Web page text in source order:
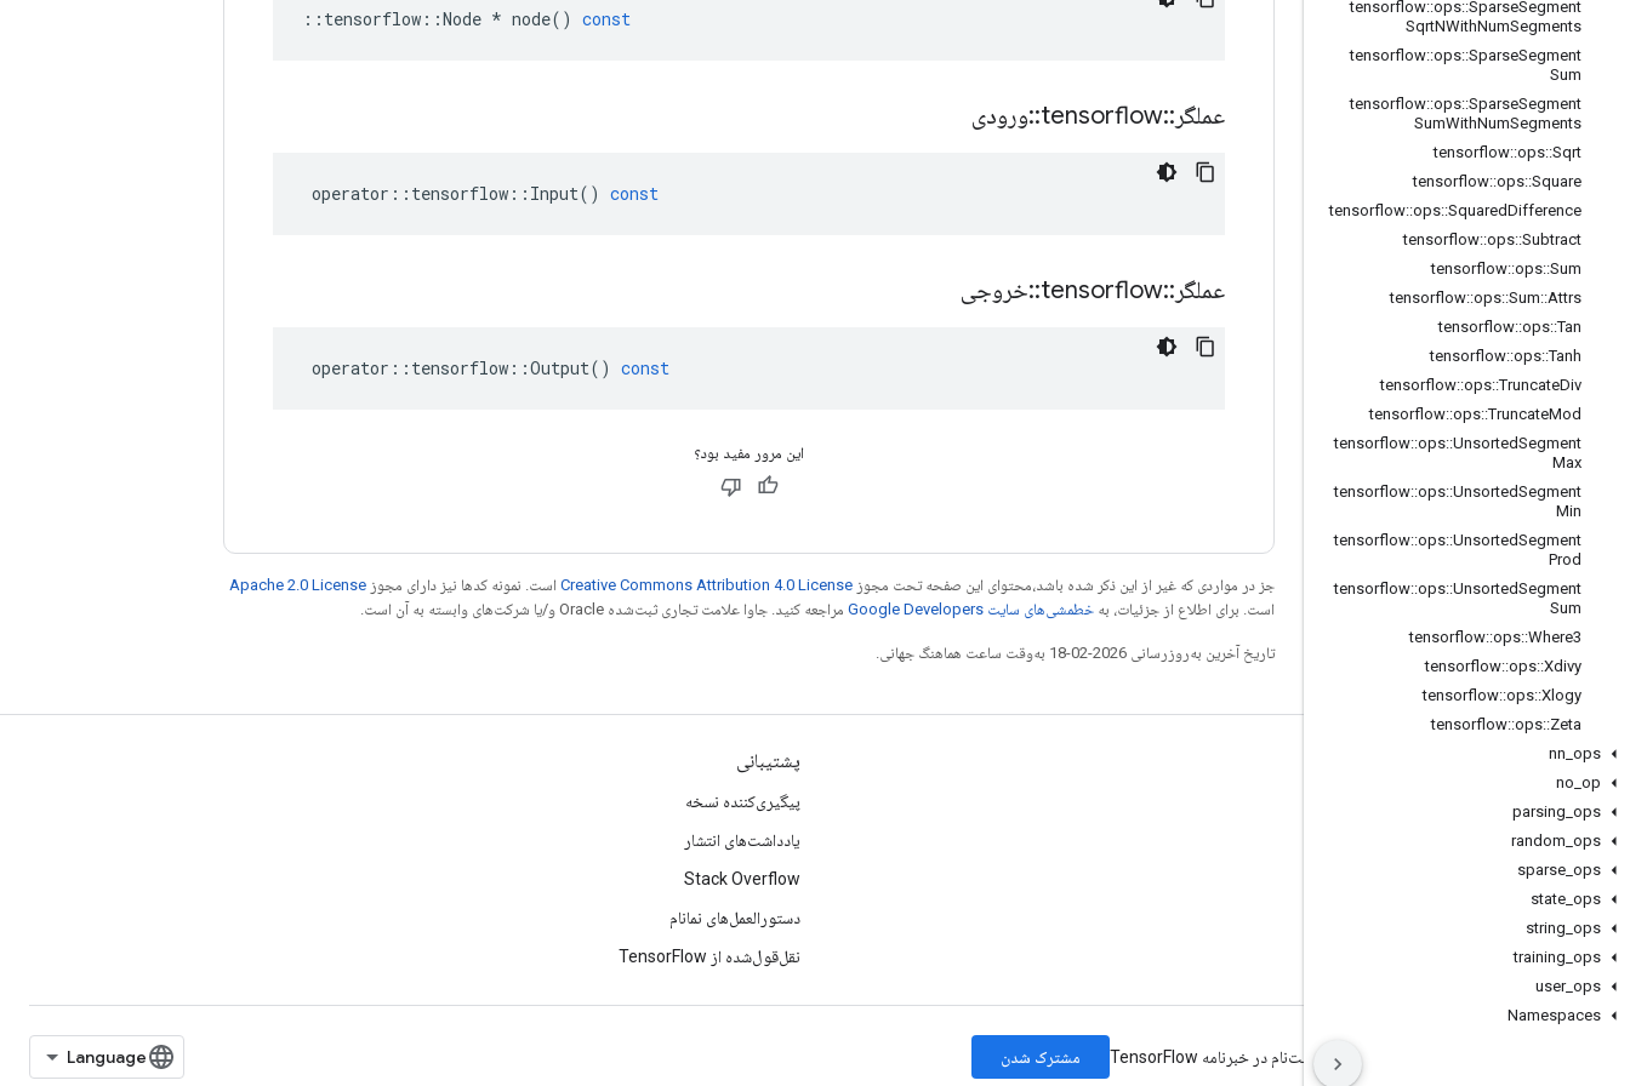
tensorflow::ops::SparseSegment
SqrtNWithNumSegments
tensorflow::ops::SparseSegment
Sum
tensorflow::ops::SparseSegment
SumWithNumSegments
tensorflow::ops::Sqrt
tensorflow::ops::Square
tensorflow::ops::SquaredDifference
tensorflow::ops::Subtract
tensorflow::ops::Sum
tensorflow::ops::Sum::Attrs
tensorflow::ops::Tan
tensorflow::ops::Tanh
tensorflow::ops::TruncateDiv
tensorflow::ops::TruncateMod
tensorflow::ops::UnsortedSegment
Max
tensorflow::ops::UnsortedSegment
Min
tensorflow::ops::UnsortedSegment
Prod
tensorflow::ops::UnsortedSegment
Sum
tensorflow::ops::Where3
tensorflow::ops::Xdivy
tensorflow::ops::Xlogy
tensorflow::ops::Zeta
nn ops
no op
parsing ops
random ops
sparse ops
state ops
string ops
training ops
user_ ops
Namespaces
:: tensorflow ::Node * node() const
عملگر ::
tensorflow
::ورودی
operator :: tensorflow :: Input() const
عملگر ::
tensorflow
::خروجی
operator :: tensorflow ::Output() const
این مرور مفید بود؟
جز در مواردی که غیر از این ذکر شده باشد،‌محتوای این صفحه تحت مجوز Creative Commons Attribution 4.0 License است. نمونه کدها نیز دارای مجوز Apache 2.0 License
است. برای اطلاع از جزئیات، به خطمشی‌های سایت Google Developers‏ مراجعه کنید. جاوا علامت تجاری ثبت‌شده Oracle و/یا شرکت‌های وابسته به آن است.
تاریخ آخرین به‌روزرسانی 2026-02-18 به‌وقت ساعت هماهنگ جهانی.
مرتبط بمانید
تالار گفتمان
GitHub
YouTube
پشتیبانی
پیگیری‌کننده نسخه
یادداشت‌های انتشار
Stack Overflow
دستورالعمل‌های نمانام
نقل‌قول‌شده از TensorFlow
Manage cookies ثبت‌نام در خبرنامه TensorFlow مشترک شدن